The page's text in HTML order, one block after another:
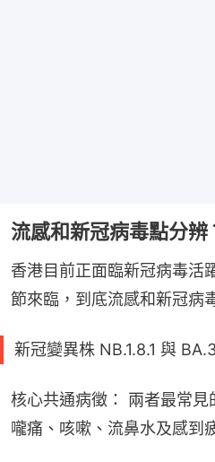
流感和新冠病毒點分辨
香港目前正面臨新冠病毒活
節來臨，到底流感和新冠病
新冠變異株 NB.1.8.1 與
核心共通病徵： 兩者最常
嚨痛、咳嗽、流鼻水及感到